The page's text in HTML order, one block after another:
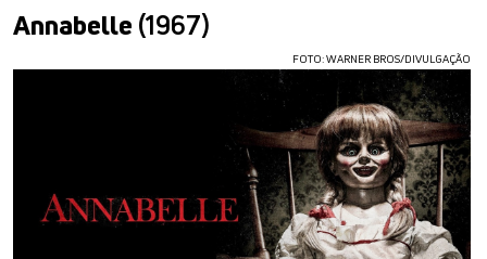
Annabelle (1967)
FOTO: WARNER BROS/DIVULGAÇÃO